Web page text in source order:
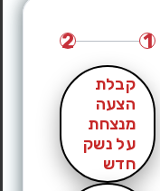
1
2
קבלת
הצעה
מנצחת
על נשק
חדש